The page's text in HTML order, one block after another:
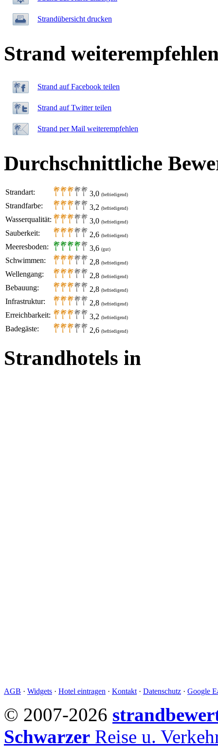
Strandübersicht drucken
Strand
Strand auf Facebook teilen
Strand auf Twitter teilen
Strand per Mail weiterempfehlen
Durchschnittliche
Strandart: 3,0 (befriedigend)
Strandfarbe: 3,2 (befriedigend)
Wasserqualität: 3,0 (befriedigend)
Sauberkeit: 2,6 (befriedigend)
Meeresboden: 3,6 (gut)
Schwimmen: 2,8 (befriedigend)
Wellengang: 2,8 (befriedigend)
Bebauung: 2,8 (befriedigend)
Infrastruktur: 2,8 (befriedigend)
Erreichbarkeit: 3,2 (befriedigend)
Badegäste: 2,6 (befriedigend)
Strandhotels in
AGB · Widgets · Hotel eintragen · Kontakt · Datenschutz · Google
© 2007-2026
Schwarzer Reise u.